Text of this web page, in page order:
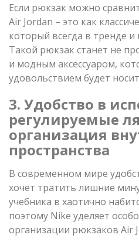
Если рюкзак можно
Air Jordan – это как
который всегда в тренде и
Такой рюкзак станет не
и модным аксессуаром,
удовольствием будет
3. Удобство в
регулируемые
организация
пространства
В современном мире
хочет тратить лишние
учебника в хаотично
поэтому Nike уделяет
организации рюкзаков Air